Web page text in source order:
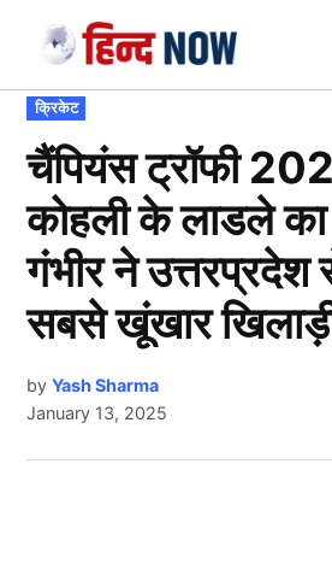
content
POSTED
IN
क्रिकेट
चैंपियंस ट्रॉफी
कोहली के लाडले का
गंभीर ने उत्तरप्रदेश
सबसे खूंखार
by Yash Sharma
January 13, 2025